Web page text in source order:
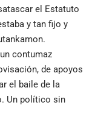
el Estatuto
y tan fijo y
contumaz
de apoyos
el baile de la
Un político sin